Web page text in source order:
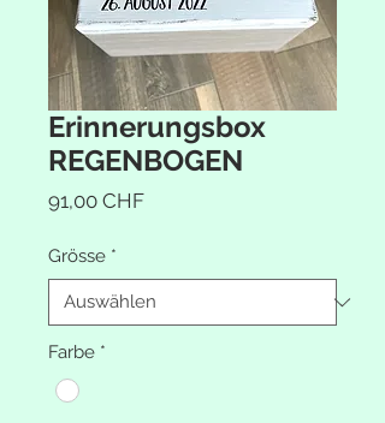
Erinnerungsbox
REGENBOGEN
91,00 CHFPreis
Grösse *
Farbe *